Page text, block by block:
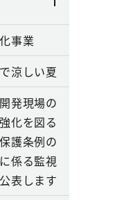
事業
涼しい夏
発現場の
化を図る
護条例の
係る監視
表します